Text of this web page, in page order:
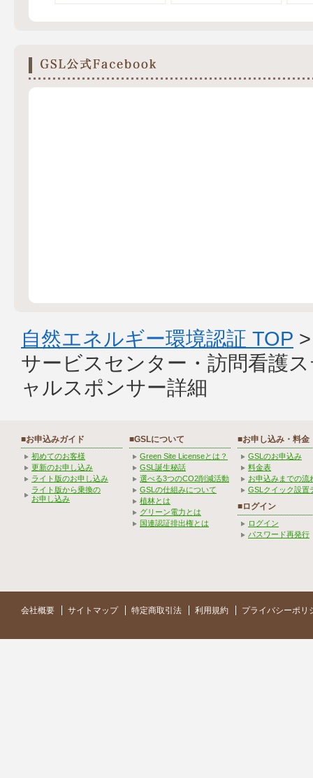
自然エネルギー環境認証 TOP
サービスセンター・訪問看
ャルスポンサー詳細
■お申込みガイド
初めてのお客様
更新のお申し込み
ライト版のお申し込み
ライト版から乗換の
お申し込み
■GSLについて
Green Site Licenseとは？
GSL誕生秘話
選べる3つのCO2削減活動
GSLの仕組みについて
植林とは
グリーン電力とは
国連認証排出権とは
■お申し込み・料金
GSLのお申込み
料金表
お申込みまでの流
GSLクイック設置
■ログイン
ログイン
パスワード再発行
会社概要 サイトマップ 特定商取引法 利用規約 プライバシーポリ